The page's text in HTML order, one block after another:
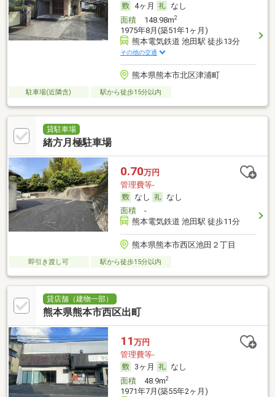
4ヶ月
なし
面積148.98m2
1975年8月(築51年1ヶ月)
熊本電気鉄道 池田駅 徒歩13分
その他の交通
熊本県熊本市北区津浦町
駐車場(近隣含) 駅から徒歩15分以内
貸駐車場
緒方月極駐車場
0.70万円
管理費等-
なし
なし
面積-
熊本電気鉄道 池田駅 徒歩11分
熊本県熊本市西区池田２丁目
即引き渡し可 駅から徒歩15分以内
貸店舗（建物一部）
熊本県熊本市西区出町
11 万円
管理費等-
3ヶ月
なし
面積48.9m2
1971年7月(築55年2ヶ月)